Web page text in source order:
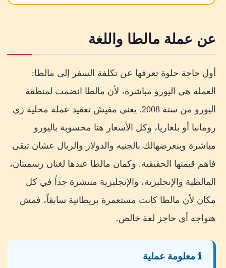
عن عملة مالطا واللغة
أول حاجة حلوة تعرفها عن تكلفة السفر إلى مالطا:
العملة هي اليورو مباشرة، لأن مالطا انضمت لمنطقة
اليورو من سنة 2008. يعني مفيش تعقيد عملة محلية زي
رومانيا أو بلغاريا، وكل الأسعار هنا محسوبة باليورو
مباشرة وبنعرضهالك بالجنيه والدولار والريال عشان تبقى
فاهم قيمتها الحقيقية. وكمان مالطا عندها لغتان رسميتان،
المالطية والإنجليزية، والإنجليزية منتشرة جداً في كل
مكان لأن مالطا كانت مستعمرة بريطانية سابقاً، فمش
هتواجه أي حاجز لغة خالص.
ℹ️ معلومة عملية